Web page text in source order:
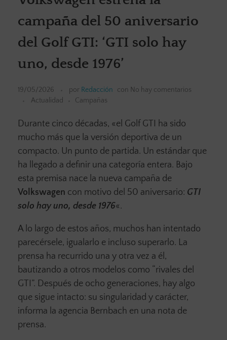
campaña del 50 aniversario
del Golf GTI: ‘GTI solo hay
uno, desde 1976’
19/05/2026 por Redacción con No hay comentarios
Actualidad
Campañas
Durante cinco décadas, «el Golf GTI ha sido
mucho más que la versión deportiva de un
compacto. Un punto de partida. Un estándar que
ha llegado a definir una categoría entera. Bajo
esta premisa nace la nueva campaña de
Volkswagen con motivo del 50 aniversario: GTI
solo hay uno, desde 1976«.
A lo largo de estos años, muchos han intentado
parecérsele, igualarlo e incluso superarlo. La
prensa ha recurrido una y otra vez a él,
bautizando a otros modelos como “rivales del
GTI”. Después de ocho generaciones, hay algo
que sigue intacto: su singularidad y carácter,
informa la agencia Bernbach en una nota de
prensa.